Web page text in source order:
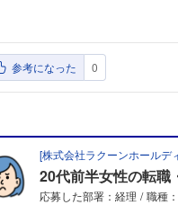
参考になった 0
[株式会社ラクーンホールデ
20代前半女性の転職
応募した部署：経理 職種